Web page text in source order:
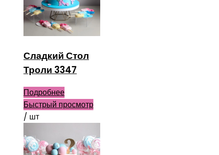
Сладкий Стол
Троли 3347
Подробнее
Быстрый просмотр
/ шт